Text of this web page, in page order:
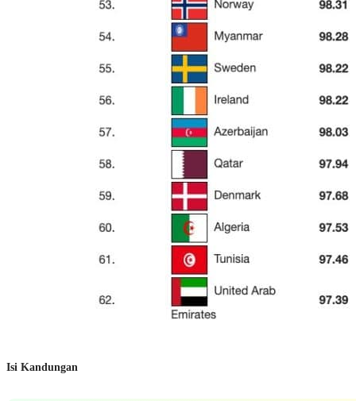
Isi Kandungan